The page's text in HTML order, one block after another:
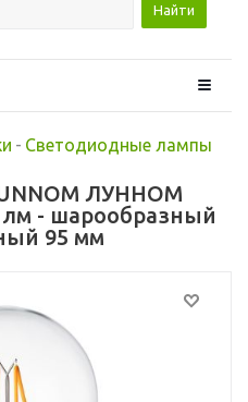
Найти
- Светодиодные лампы
ЛУННОМ
лм - шарообразный
95 мм